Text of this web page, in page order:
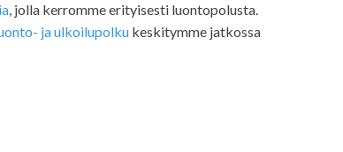
, jolla kerromme erityisesti luontopolusta.
ja ulkoilupolku keskitymme jatkossa